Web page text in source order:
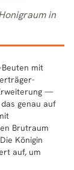
in
mit
—
genau auf
Brutraum
Königin
auf, um